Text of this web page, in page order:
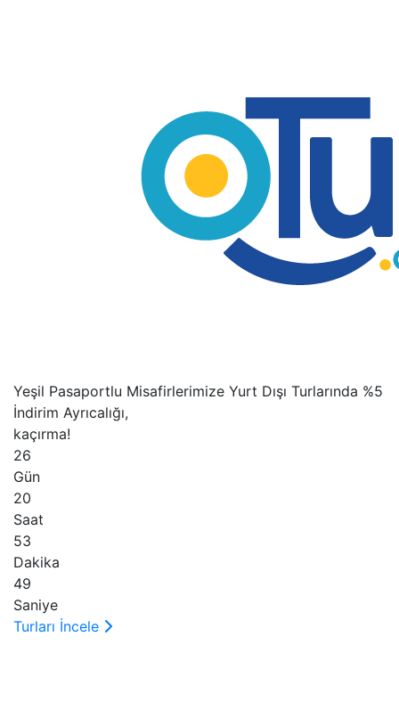
Yeşil Pasaportlu Misafirlerimize Yurt Dışı Turlarında %5
İndirim Ayrıcalığı,
kaçırma!
26
Gün
20
Saat
53
Dakika
48
Saniye
Turları İncele